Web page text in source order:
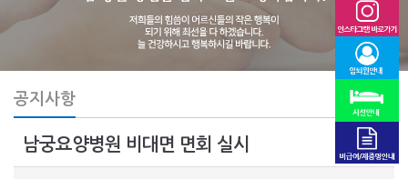
공지사항
남궁요양병원 비대면 면회 실시